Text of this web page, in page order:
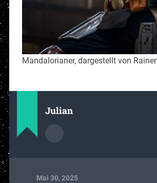
Mandalorianer, dargestellt von Rainer
Julian
Mai 30, 2025